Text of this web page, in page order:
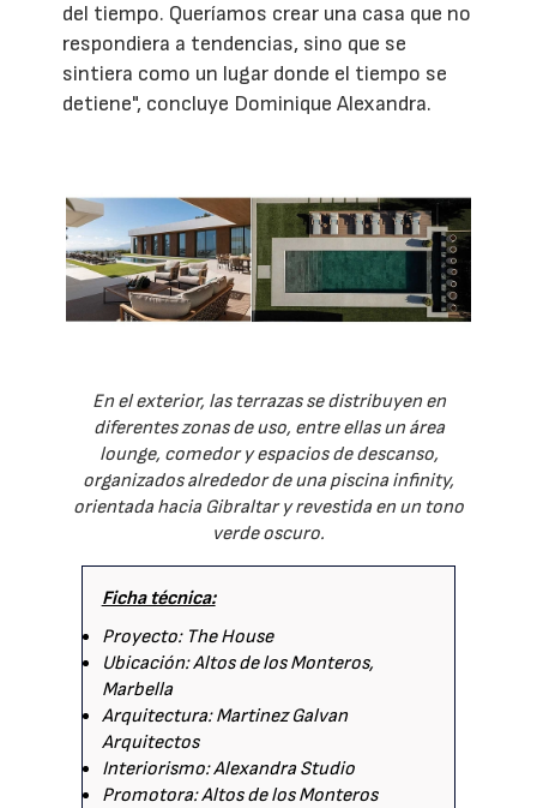
del tiempo. Queríamos crear una casa que no
respondiera a tendencias, sino que se
sintiera como un lugar donde el tiempo se
detiene", concluye Dominique Alexandra.
En el exterior, las terrazas se distribuyen en
diferentes zonas de uso, entre ellas un área
lounge, comedor y espacios de descanso,
organizados alrededor de una piscina infinity,
orientada hacia Gibraltar y revestida en un tono
verde oscuro.
Ficha técnica:
Proyecto: The House
Ubicación: Altos de los Monteros,
Marbella
Arquitectura: Martinez Galvan
Arquitectos
Interiorismo: Alexandra Studio
Promotora: Altos de los Monteros